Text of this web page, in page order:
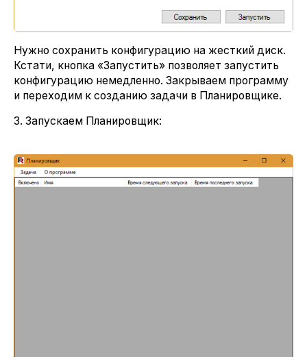
Нужно сохранить конфигурацию на жесткий диск.
Кстати, кнопка «Запустить» позволяет запустить
конфигурацию немедленно. Закрываем программу
и переходим к созданию задачи в Планировщике.
3. Запускаем Планировщик: